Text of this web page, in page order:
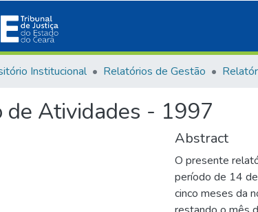
Institucional Relatórios de Gestão
de Atividades - 1997
Abstract
O presente
período de 14
cinco meses da